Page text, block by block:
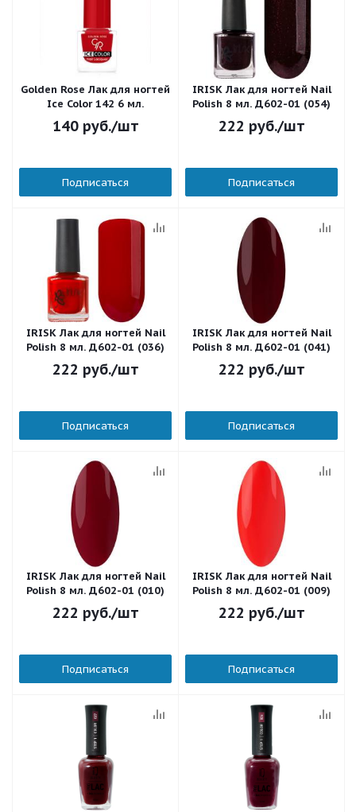
Golden Rose Лак для ногтей
Ice Color 142 6 мл.
140руб./шт
Подписаться
IRISK Лак для ногтей Nail
Polish 8 мл. Д602-01 (054)
222 руб./шт
Подписаться
IRISK Лак для ногтей Nail
Polish 8 мл. Д602-01 (036)
222 руб./шт
Подписаться
IRISK Лак для ногтей Nail
Polish 8 мл. Д602-01 (041)
222 руб./шт
Подписаться
IRISK Лак для ногтей Nail
Polish 8 мл. Д602-01 (010)
222 руб./шт
Подписаться
IRISK Лак для ногтей Nail
Polish 8 мл. Д602-01 (009)
222 руб./шт
Подписаться